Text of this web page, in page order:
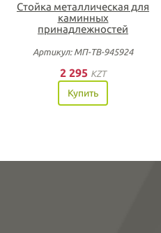
Стойка металлическая для
каминных
принадлежностей
Артикул: МП-ТВ-945924
2 295 KZT
Купить